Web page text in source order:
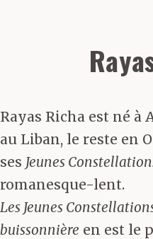
Rayas Richa est né à
au Liban, le reste en
ses Jeunes
romanesque-lent.
Les Jeunes
buissonnière en est le